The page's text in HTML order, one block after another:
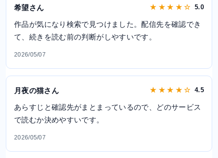
希望さん ★ ★ ★ ★ ☆ 5.0
作品が気になり検索で見つけました。配信先を確認でき
て、続きを読む前の判断がしやすいです。
2026/05/07
月夜の猫さん ★ ★ ★ ★ ☆ 4.5
あらすじと確認先がまとまっているので、どのサービス
で読むか決めやすいです。
2026/05/07